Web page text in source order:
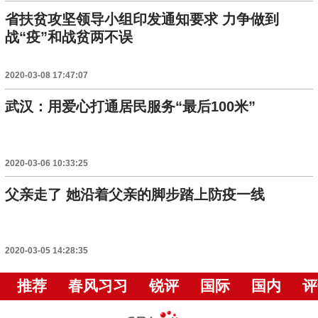
省扶贫攻坚领导小组印发通知要求 力争做到
战“疫”和战贫两不误
2020-03-08 17:47:07
武汉：用爱心打通居民服务“最后100米”
2020-03-06 10:33:25
父亲走了 她沿着父亲的脚步踏上防疫一线
2020-03-05 14:28:35
推荐 春风习习 锐评 国际 国内